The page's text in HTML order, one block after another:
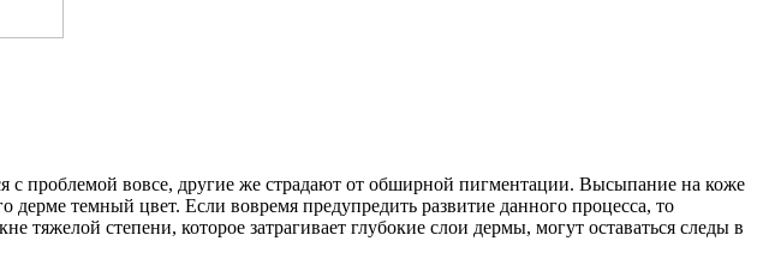
проблемой вовсе, другие же страдают от обширной пигментации. Высыпание на коже
темный цвет. Если вовремя предупредить развитие данного процесса, то
степени, которое затрагивает глубокие слои дермы, могут оставаться следы в